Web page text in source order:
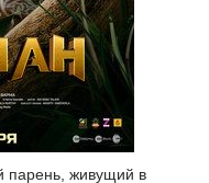
парень, живущий в